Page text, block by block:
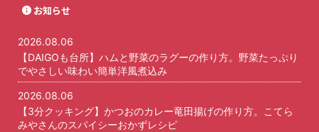
お知らせ
2026.08.06
【DAIGOも台所】ハムと野菜のラグーの作り方。野菜たっぷり
でやさしい味わい簡単洋風煮込み
2026.08.06
【3分クッキング】かつおのカレー竜田揚げの作り方。こてら
みやさんのスパイシーおかずレシピ